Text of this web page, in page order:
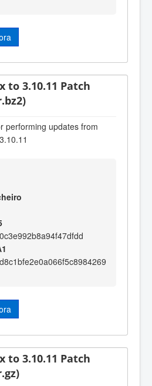
to 3.10.11 Patch
performing updates from
to 3.10.11 Patch